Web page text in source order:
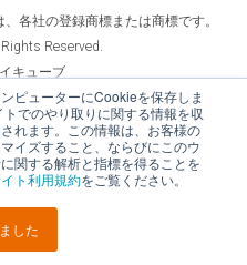
ピューターにCookieを保存しま
でのやり取りに関する情報を収
れます。この情報は、お客様の
イズすること、ならびにこのウ
関する解析と指標を得ることを
ト利用規約をご覧ください。
した
各社の登録商標または商標です。
Reserved.
キューブ
Us